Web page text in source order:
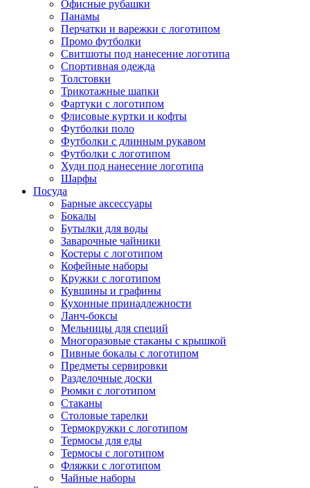
Офисные рубашки
Панамы
Перчатки и варежки с логотипом
Промо футболки
Свитшоты под нанесение логотипа
Спортивная одежда
Толстовки
Трикотажные шапки
Фартуки с логотипом
Флисовые куртки и кофты
Футболки поло
Футболки с длинным рукавом
Футболки с логотипом
Худи под нанесение логотипа
Шарфы
Посуда
Барные аксессуары
Бокалы
Бутылки для воды
Заварочные чайники
Костеры с логотипом
Кофейные наборы
Кружки с логотипом
Кувшины и графины
Кухонные принадлежности
Ланч-боксы
Мельницы для специй
Многоразовые стаканы с крышкой
Пивные бокалы с логотипом
Предметы сервировки
Разделочные доски
Рюмки с логотипом
Стаканы
Столовые тарелки
Термокружки с логотипом
Термосы для еды
Термосы с логотипом
Фляжки с логотипом
Чайные наборы